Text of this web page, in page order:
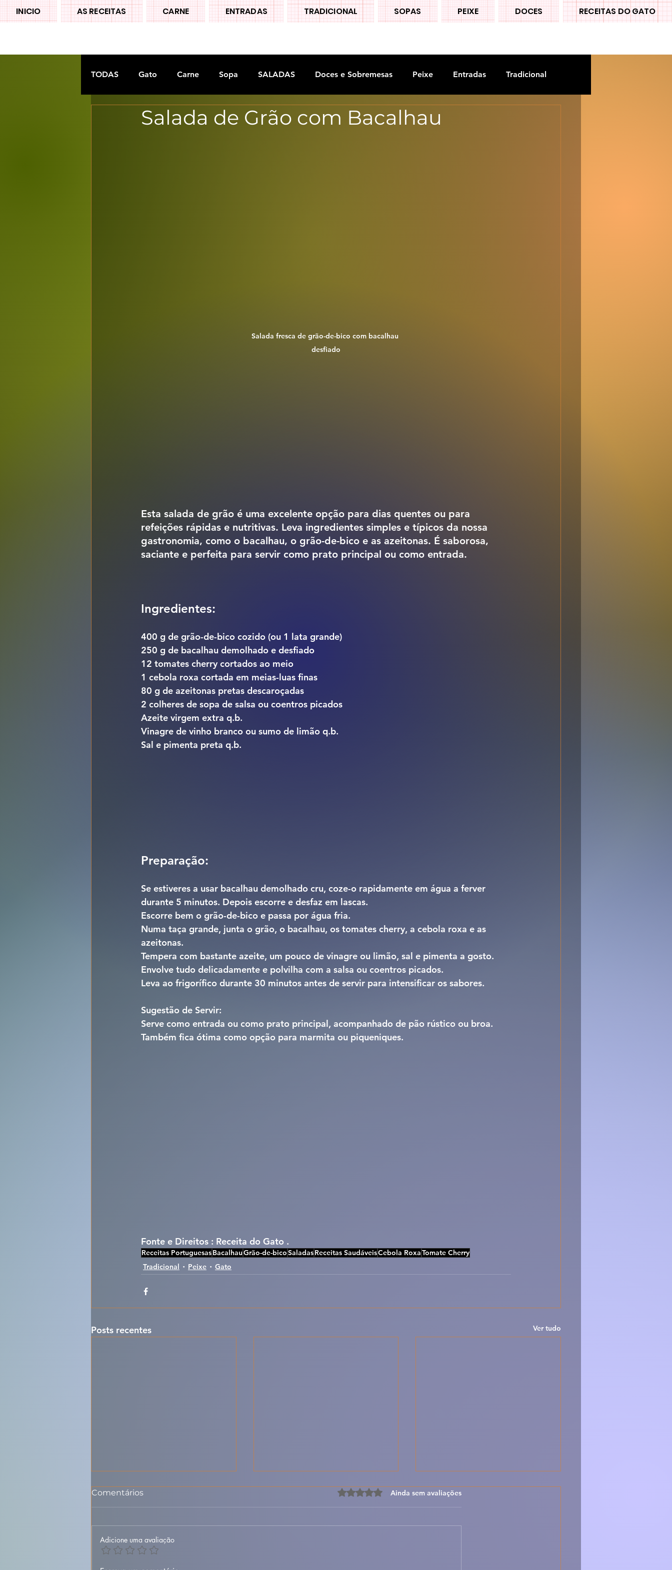
INICIO AS RECEITAS CARNE ENTRADAS TRADICIONAL SOPAS PEIXE DOCES RECEITAS DO GATO
TODAS Gato Carne Sopa SALADAS Doces e Sobremesas Peixe Entradas Tradicional
Doces tradiconais FRUTAS Legumes
Salada de Grão com Bacalhau
Salada fresca de grão-de-bico com bacalhau
desfiado
Esta salada de grão é uma excelente opção para dias quentes ou para
refeições rápidas e nutritivas. Leva ingredientes simples e típicos da nossa
gastronomia, como o bacalhau, o grão-de-bico e as azeitonas. É saborosa,
saciante e perfeita para servir como prato principal ou como entrada.
Ingredientes:
400 g de grão-de-bico cozido (ou 1 lata grande)
250 g de bacalhau demolhado e desfiado
12 tomates cherry cortados ao meio
1 cebola roxa cortada em meias-luas finas
80 g de azeitonas pretas descaroçadas
2 colheres de sopa de salsa ou coentros picados
Azeite virgem extra q.b.
Vinagre de vinho branco ou sumo de limão q.b.
Sal e pimenta preta q.b.
Preparação:
Se estiveres a usar bacalhau demolhado cru, coze-o rapidamente em água a ferver
durante 5 minutos. Depois escorre e desfaz em lascas.
Escorre bem o grão-de-bico e passa por água fria.
Numa taça grande, junta o grão, o bacalhau, os tomates cherry, a cebola roxa e as
azeitonas.
Tempera com bastante azeite, um pouco de vinagre ou limão, sal e pimenta a gosto.
Envolve tudo delicadamente e polvilha com a salsa ou coentros picados.
Leva ao frigorífico durante 30 minutos antes de servir para intensificar os sabores.
Sugestão de Servir:
Serve como entrada ou como prato principal, acompanhado de pão rústico ou broa.
Também fica ótima como opção para marmita ou piqueniques.
Fonte e Direitos : Receita do Gato .
Receitas PortuguesasBacalhauGrão-de-bicoSaladasReceitas SaudáveisCebola RoxaTomate Cherry
Tradicional
Peixe Gato
Posts recentes Ver tudo
Comentários Avaliado com 0 de 5 estrelas.
Ainda sem avaliações
Adicione uma avaliação